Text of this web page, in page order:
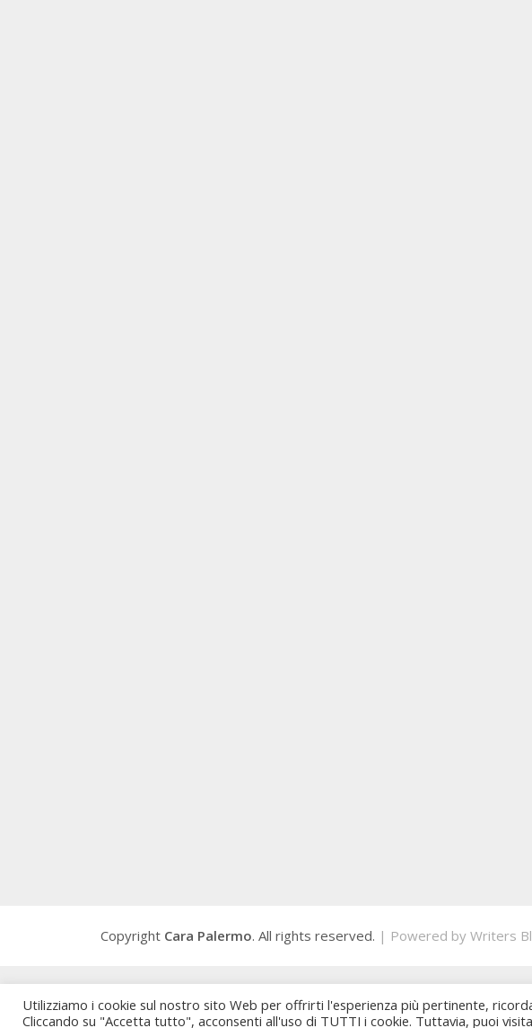
Copyright Cara Palermo. All rights reserved. | Powered by Writers
Utilizziamo i cookie sul nostro sito Web per offrirti l'esperienza più pertinente,
Cliccando su "Accetta tutto", acconsenti all'uso di TUTTI i cookie. Tuttavia, puoi